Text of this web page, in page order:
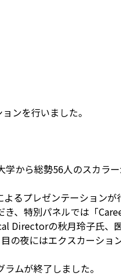
ンを行いました。
学から総勢56人のスカラ
るプレゼンテーションが
、特別パネルでは「
Directorの秋月玲子氏、
の夜にはエクスカーショ
ムが終了しました。